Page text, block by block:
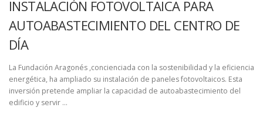
INSTALACIÓN FOTOVOLTAICA PARA
AUTOABASTECIMIENTO DEL CENTRO DE
DÍA
La Fundación Aragonés ,concienciada con la sostenibilidad y la eficiencia
energética, ha ampliado su instalación de paneles fotovoltaicos. Esta
inversión pretende ampliar la capacidad de autoabastecimiento del
edificio y servir …